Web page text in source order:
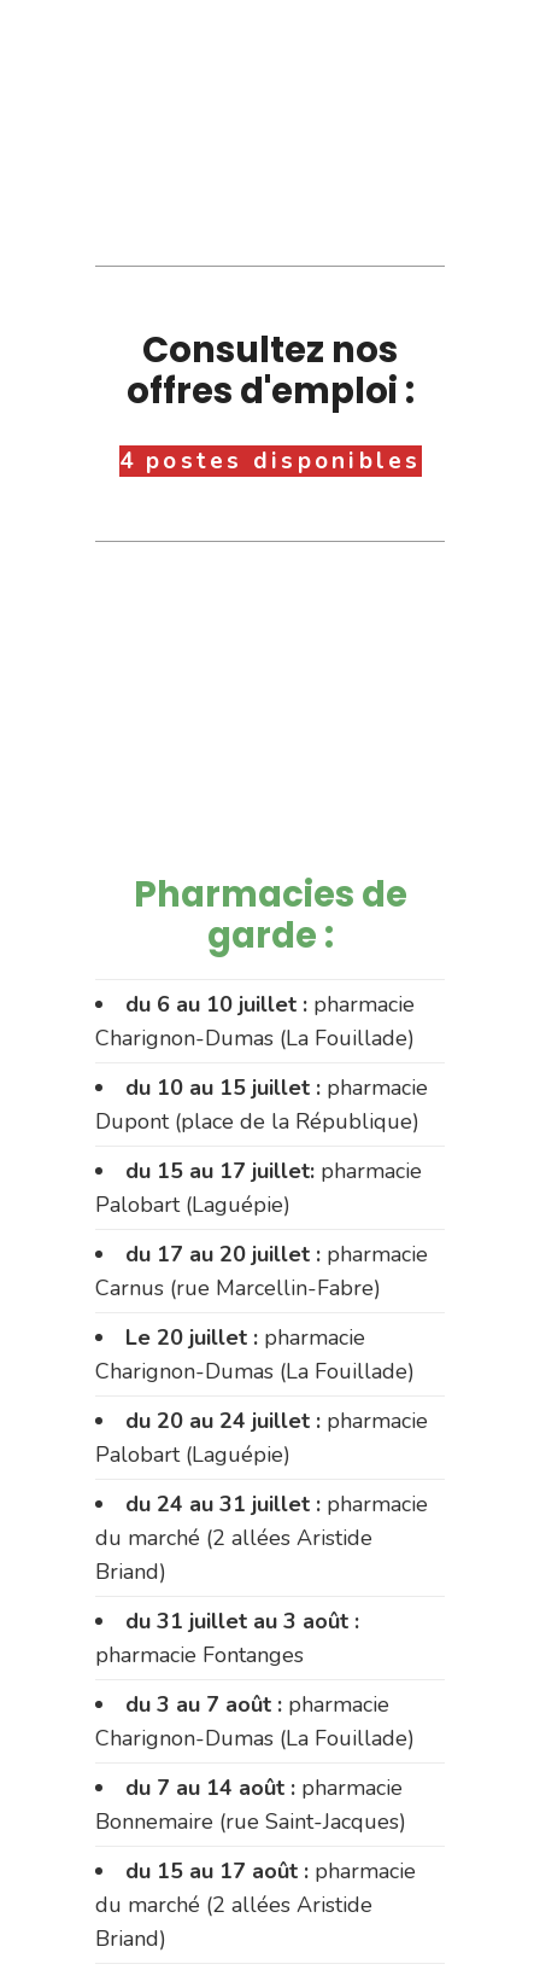
Consultez nos
offres d'emploi :
4 postes disponibles
Pharmacies de
garde :
du 6 au 10 juillet : pharmacie
Charignon-Dumas (La Fouillade)
du 10 au 15 juillet : pharmacie
Dupont (place de la République)
du 15 au 17 juillet: pharmacie
Palobart (Laguépie)
du 17 au 20 juillet : pharmacie
Carnus (rue Marcellin-Fabre)
Le 20 juillet : pharmacie
Charignon-Dumas (La Fouillade)
du 20 au 24 juillet : pharmacie
Palobart (Laguépie)
du 24 au 31 juillet : pharmacie
du marché (2 allées Aristide
Briand)
du 31 juillet au 3 août :
pharmacie Fontanges
du 3 au 7 août : pharmacie
Charignon-Dumas (La Fouillade)
du 7 au 14 août : pharmacie
Bonnemaire (rue Saint-Jacques)
du 15 au 17 août : pharmacie
du marché (2 allées Aristide
Briand)